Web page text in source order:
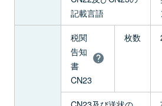
記載言語
税関
告知
書
CN23
枚数